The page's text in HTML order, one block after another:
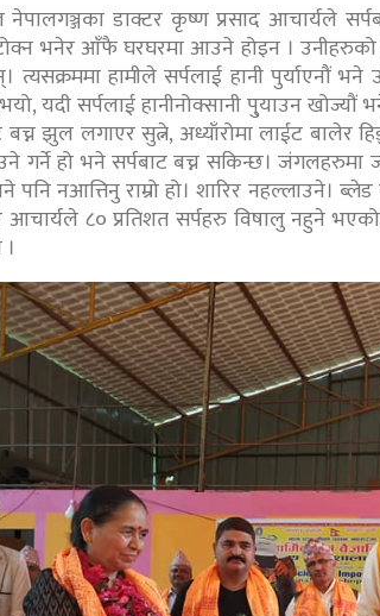
नेपालगञ्जका डाक्टर कृष्ण प्रसाद आचार्यले
भनेर आँफै घरघरमा आउने होइन । उनीहरुको
हामीले सर्पलाई हानी पुर्याएनौं
यदी सर्पलाई हानीनोक्सानी पु्याउन
बच्न झुल लगाएर सुत्ने, अध्याँरोमा लाईट बालेर
गर्ने हो भने सर्पबाट बच्न सकिन्छ।
पनि नआत्तिनु राम्रो हो। शारिर नहल्लाउने।
आचार्यले ८० प्रतिशत सर्पहरु विषालु नहुने